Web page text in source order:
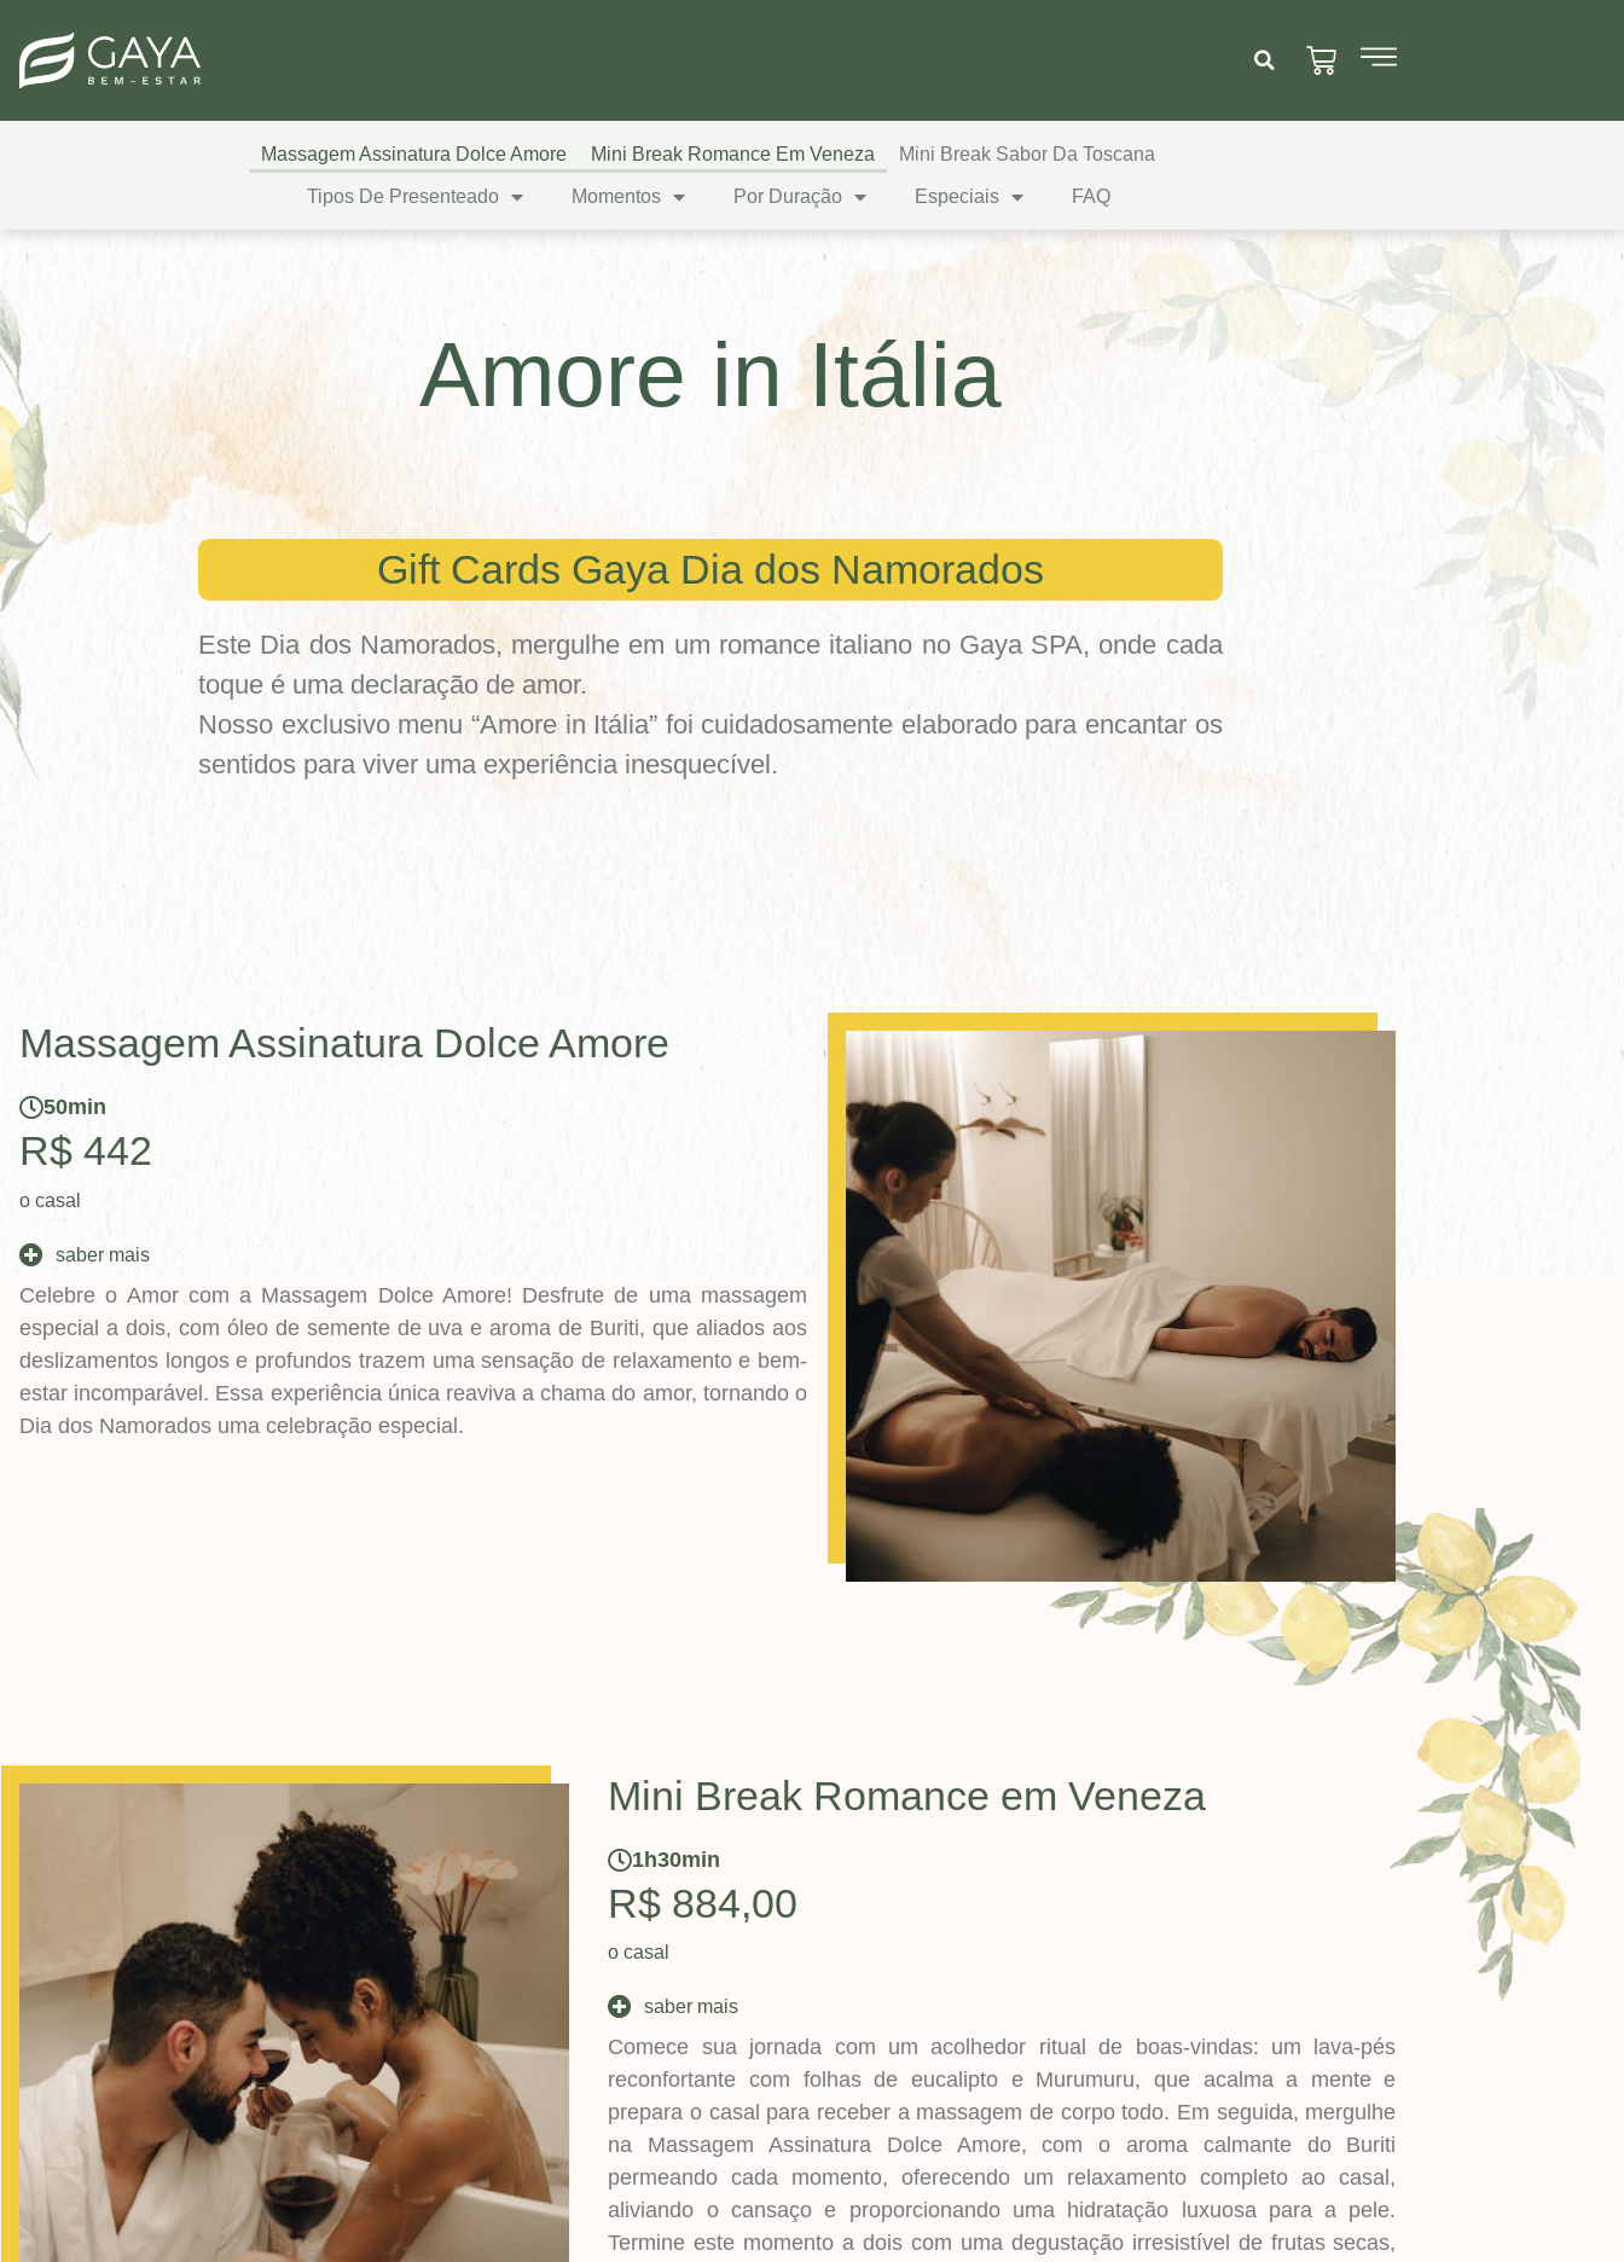
Massagem Assinatura Dolce Amore Mini Break Romance Em Veneza Mini Break Sabor Da Toscana
Tipos De Presenteado Momentos Por Duração Especiais FAQ
Amore in Itália
Gift Cards Gaya Dia dos Namorados
Este Dia dos Namorados, mergulhe em um romance italiano no Gaya SPA, onde cada
toque é uma declaração de amor.
Nosso exclusivo menu “Amore in Itália” foi cuidadosamente elaborado para encantar os
sentidos para viver uma experiência inesquecível.
Massagem Assinatura Dolce Amore
50min
R$ 442
o casal
saber mais
Celebre o Amor com a Massagem Dolce Amore! Desfrute de uma massagem
especial a dois, com óleo de semente de uva e aroma de Buriti, que aliados aos
deslizamentos longos e profundos trazem uma sensação de relaxamento e bem-
estar incomparável. Essa experiência única reaviva a chama do amor, tornando o
Dia dos Namorados uma celebração especial.
Mini Break Romance em Veneza
1h30min
R$ 884,00
o casal
saber mais
Comece sua jornada com um acolhedor ritual de boas-vindas: um lava-pés
reconfortante com folhas de eucalipto e Murumuru, que acalma a mente e
prepara o casal para receber a massagem de corpo todo. Em seguida, mergulhe
na Massagem Assinatura Dolce Amore, com o aroma calmante do Buriti
permeando cada momento, oferecendo um relaxamento completo ao casal,
aliviando o cansaço e proporcionando uma hidratação luxuosa para a pele.
Termine este momento a dois com uma degustação irresistível de frutas secas,